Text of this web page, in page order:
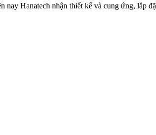
Hanatech nhận thiết kế và cung ứng, lắp